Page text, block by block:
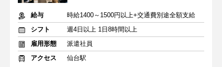
給与
時給1400～1500円以上+交通費別途全額支給
シフト
週4日以上 1日8時間以上
雇用形態
派遣社員
アクセス
仙台駅